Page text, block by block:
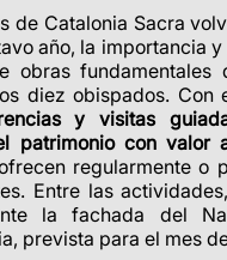
de Catalonia Sacra
año, la importancia
obras fundamentales
diez obispados. Con
y visitas
patrimonio con valor
regularmente o
Entre las
la fachada del
prevista para el mes